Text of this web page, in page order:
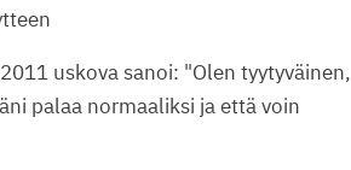
uskova sanoi: "Olen tyytyväinen,
palaa normaaliksi ja että voin